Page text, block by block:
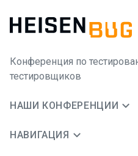
Конференция по
тестировщиков
НАШИ КОНФЕРЕНЦИИ
НАВИГАЦИЯ